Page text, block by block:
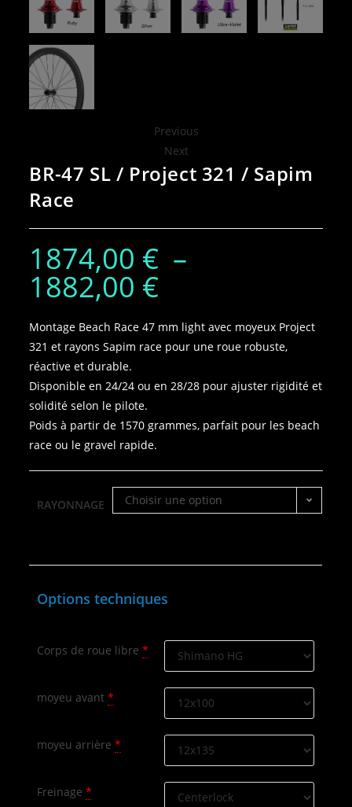
Previous
Next
BR-47 SL / Project 321 / Sapim
Race
1874,00 € –
1882,00 €
Montage Beach Race 47 mm light avec moyeux Project
321 et rayons Sapim race pour une roue robuste,
réactive et durable.
Disponible en 24/24 ou en 28/28 pour ajuster rigidité et
solidité selon le pilote.
Poids à partir de 1570 grammes, parfait pour les beach
race ou le gravel rapide.
RAYONNAGE Choisir une option
Options techniques
Corps de roue libre *
moyeu avant *
moyeu arrière *
Freinage *